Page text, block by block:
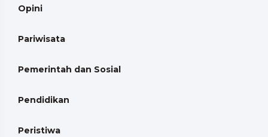
Opini
Pariwisata
Pemerintah dan Sosial
Pendidikan
Peristiwa